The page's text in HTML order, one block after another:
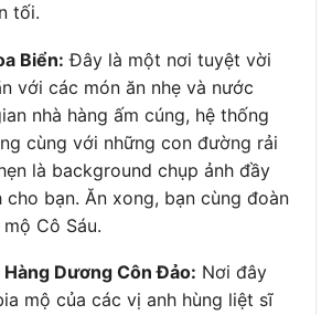
tối.
Biển: Đây là một nơi tuyệt vời
với các món ăn nhẹ và nước
nhà hàng ấm cúng, hệ thống
cùng với những con đường rải
là background chụp ảnh đầy
cho bạn. Ăn xong, bạn cùng đoàn
Cô Sáu.
Dương Côn Đảo: Nơi đây
mộ của các vị anh hùng liệt sĩ